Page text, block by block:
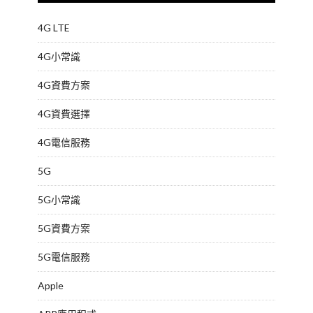
4G LTE
4G小常識
4G資費方案
4G資費選擇
4G電信服務
5G
5G小常識
5G資費方案
5G電信服務
Apple